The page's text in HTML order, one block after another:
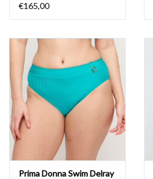
€165,00
Prima Donna Swim Delray